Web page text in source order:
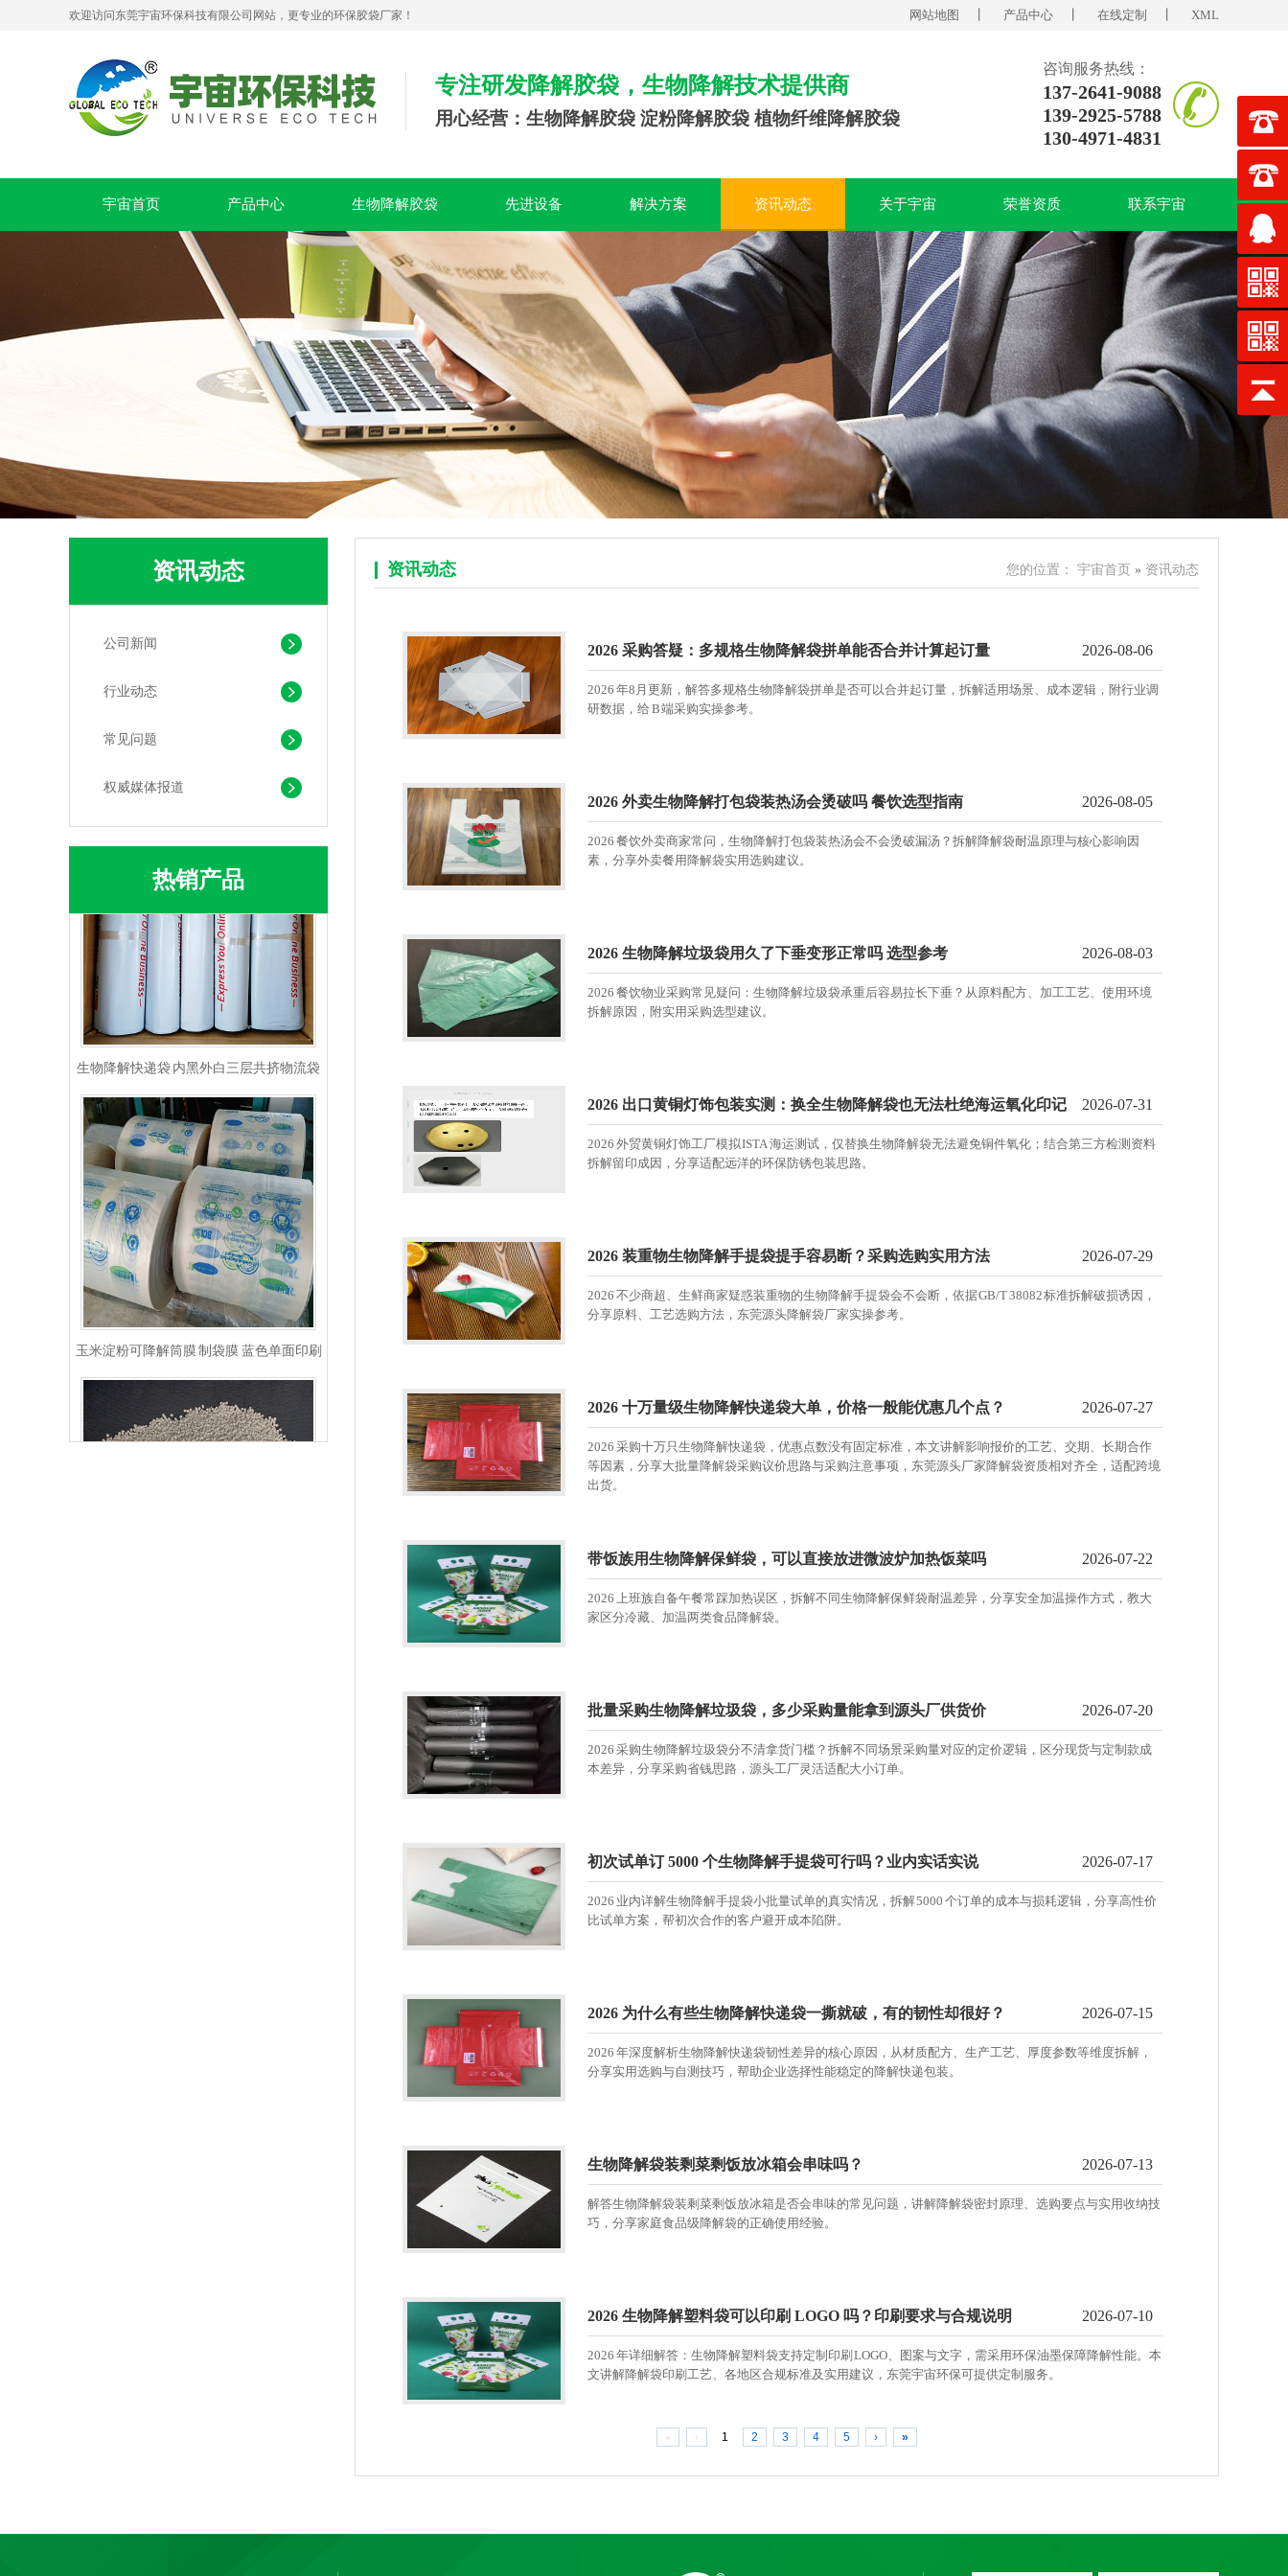
欢迎访问东莞宇宙环保科技有限公司网站，更专业的环保胶袋厂家！ 网站地图 产品中心 在线定制 XML
专注研发降解胶袋，生物降解技术提供商
用心经营：生物降解胶袋 淀粉降解胶袋 植物纤维降解胶袋
咨询服务热线：
137-2641-9088
139-2925-5788
130-4971-4831
宇宙首页 产品中心 生物降解胶袋 先进设备 解决方案 资讯动态 关于宇宙 荣誉资质 联系宇宙
资讯动态
公司新闻
行业动态
常见问题
权威媒体报道
热销产品
可堆肥生物降解服装手挽袋 环保购物手提袋按需定制印刷
pla+pbat全生物降解奶茶打包袋 手提袋外卖包装
PLA+PBAT生物降解背心袋 快餐外卖打包袋
生物降解快递袋 内黑外白三层共挤物流袋
玉米淀粉可降解筒膜 制袋膜 蓝色单面印刷
资讯动态 您的位置： 宇宙首页 » 资讯动态
2026-08-06
2026 采购答疑：多规格生物降解袋拼单能否合并计算起订量
2026 年8月更新，解答多规格生物降解袋拼单是否可以合并起订量，拆解适用场景、成本逻辑，附行业调
研数据，给 B 端采购实操参考。
2026-08-05
2026 外卖生物降解打包袋装热汤会烫破吗 餐饮选型指南
2026 餐饮外卖商家常问，生物降解打包袋装热汤会不会烫破漏汤？拆解降解袋耐温原理与核心影响因
素，分享外卖餐用降解袋实用选购建议。
2026-08-03
2026 生物降解垃圾袋用久了下垂变形正常吗 选型参考
2026 餐饮物业采购常见疑问：生物降解垃圾袋承重后容易拉长下垂？从原料配方、加工工艺、使用环境
拆解原因，附实用采购选型建议。
2026-07-31
2026 出口黄铜灯饰包装实测：换全生物降解袋也无法杜绝海运氧化印记
2026 外贸黄铜灯饰工厂模拟 ISTA 海运测试，仅替换生物降解袋无法避免铜件氧化；结合第三方检测资料
拆解留印成因，分享适配远洋的环保防锈包装思路。
2026-07-29
2026 装重物生物降解手提袋提手容易断？采购选购实用方法
2026 不少商超、生鲜商家疑惑装重物的生物降解手提袋会不会断，依据 GB/T 38082 标准拆解破损诱因，
分享原料、工艺选购方法，东莞源头降解袋厂家实操参考。
2026-07-27
2026 十万量级生物降解快递袋大单，价格一般能优惠几个点？
2026 采购十万只生物降解快递袋，优惠点数没有固定标准，本文讲解影响报价的工艺、交期、长期合作
等因素，分享大批量降解袋采购议价思路与采购注意事项，东莞源头厂家降解袋资质相对齐全，适配跨境
出货。
2026-07-22
带饭族用生物降解保鲜袋，可以直接放进微波炉加热饭菜吗
2026 上班族自备午餐常踩加热误区，拆解不同生物降解保鲜袋耐温差异，分享安全加温操作方式，教大
家区分冷藏、加温两类食品降解袋。
2026-07-20
批量采购生物降解垃圾袋，多少采购量能拿到源头厂供货价
2026 采购生物降解垃圾袋分不清拿货门槛？拆解不同场景采购量对应的定价逻辑，区分现货与定制款成
本差异，分享采购省钱思路，源头工厂灵活适配大小订单。
2026-07-17
初次试单订 5000 个生物降解手提袋可行吗？业内实话实说
2026 业内详解生物降解手提袋小批量试单的真实情况，拆解 5000 个订单的成本与损耗逻辑，分享高性价
比试单方案，帮初次合作的客户避开成本陷阱。
2026-07-15
2026 为什么有些生物降解快递袋一撕就破，有的韧性却很好？
2026 年深度解析生物降解快递袋韧性差异的核心原因，从材质配方、生产工艺、厚度参数等维度拆解，
分享实用选购与自测技巧，帮助企业选择性能稳定的降解快递包装。
2026-07-13
生物降解袋装剩菜剩饭放冰箱会串味吗？
解答生物降解袋装剩菜剩饭放冰箱是否会串味的常见问题，讲解降解袋密封原理、选购要点与实用收纳技
巧，分享家庭食品级降解袋的正确使用经验。
2026-07-10
2026 生物降解塑料袋可以印刷 LOGO 吗？印刷要求与合规说明
2026 年详细解答：生物降解塑料袋支持定制印刷 LOGO、图案与文字，需采用环保油墨保障降解性能。本
文讲解降解袋印刷工艺、各地区合规标准及实用建议，东莞宇宙环保可提供定制服务。
« ‹ 1 2 3 4 5 › »